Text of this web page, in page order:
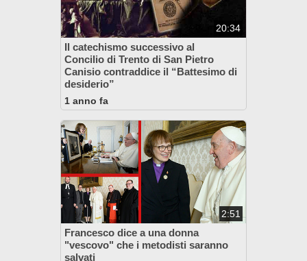
20:34
Il catechismo successivo al
Concilio di Trento di San Pietro
Canisio contraddice il “Battesimo di
desiderio”
1 anno fa
2:51
Francesco dice a una donna
"vescovo" che i metodisti saranno
salvati